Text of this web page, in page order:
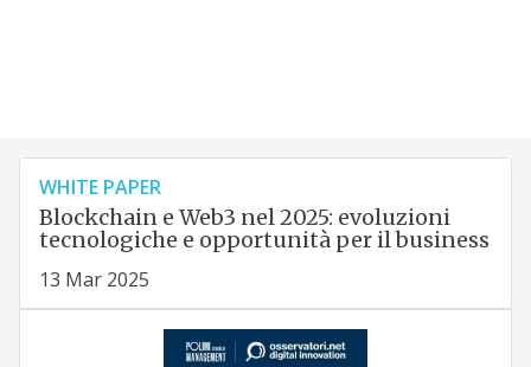
WHITE PAPER
Blockchain e Web3 nel 2025: evoluzioni
tecnologiche e opportunità per il business
13 Mar 2025